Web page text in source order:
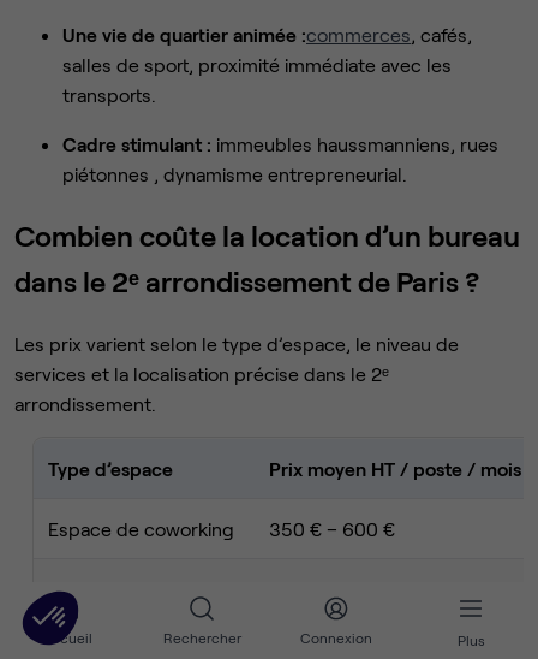
Accueil Rechercher Connexion Plus
Une vie de quartier animée :commerces , cafés,
salles de sport, proximité immédiate avec les
transports.
Cadre stimulant : immeubles haussmanniens, rues
piétonnes , dynamisme entrepreneurial.
Combien coûte la location d’un bureau
dans le 2ᵉ arrondissement de Paris ?
Les prix varient selon le type d’espace, le niveau de
services et la localisation précise dans le 2ᵉ
arrondissement.
Type d’espace Prix moyen HT / poste / mois
Espace de coworking 350 € – 600 €
Bureau privatif
Bureau opéré (équipé) 700 € – 1 100 €